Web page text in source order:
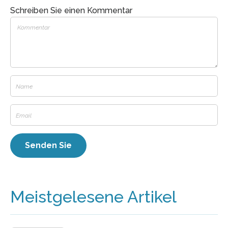
Schreiben Sie einen Kommentar
Meistgelesene Artikel